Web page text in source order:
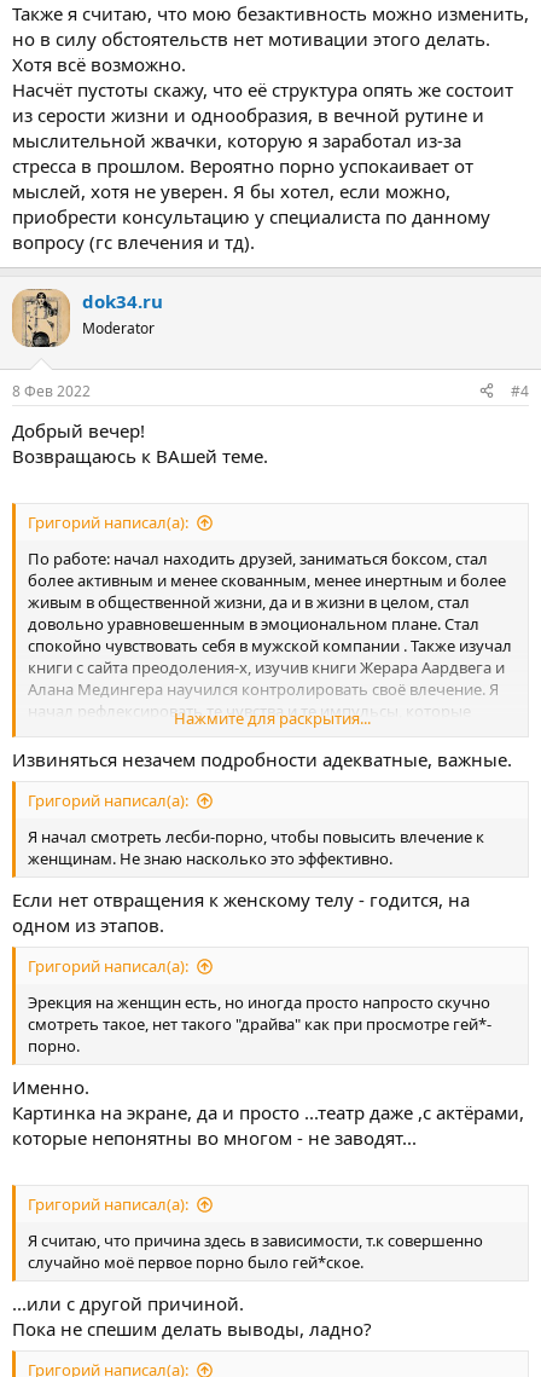
Также я считаю, что мою безактивность можно изменить,
но в силу обстоятельств нет мотивации этого делать.
Хотя всё возможно.
Насчёт пустоты скажу, что её структура опять же состоит
из серости жизни и однообразия, в вечной рутине и
мыслительной жвачки, которую я заработал из-за
стресса в прошлом. Вероятно порно успокаивает от
мыслей, хотя не уверен. Я бы хотел, если можно,
приобрести консультацию у специалиста по данному
вопросу (гс влечения и тд).
dok34.ru
Moderator
8 Фев 2022 #4
Добрый вечер!
Возвращаюсь к ВАшей теме.
Григорий написал(а):
По работе: начал находить друзей, заниматься боксом, стал
более активным и менее скованным, менее инертным и более
живым в общественной жизни, да и в жизни в целом, стал
довольно уравновешенным в эмоциональном плане. Стал
спокойно чувствовать себя в мужской компании . Также изучал
книги с сайта преодоления-x, изучив книги Жерара Аардвега и
Алана Медингера научился контролировать своё влечение. Я
начал рефлексировать те чувства и те импульсы, которые
ведут к эрекции/влечению. Этими импульсами обычно
являются зависть к маскулинность/самцовости, уверенности и
зависть к телосложению. Обычно возбуждаюсь на торс и ноги,
реже на грудь. Остальные части тела, например как член,
отвращение. (Извиняюсь за подробности, если что🙂).
Нажмите для раскрытия...
Извиняться незачем подробности адекватные, важные.
Григорий написал(а):
Я начал смотреть лесби-порно, чтобы повысить влечение к
женщинам. Не знаю насколько это эффективно.
Если нет отвращения к женскому телу - годится, на
одном из этапов.
Григорий написал(а):
Эрекция на женщин есть, но иногда просто напросто скучно
смотреть такое, нет такого "драйва" как при просмотре гей*-
порно.
Именно.
Картинка на экране, да и просто ...театр даже ,с актёрами,
которые непонятны во многом - не заводят...
Григорий написал(а):
Я считаю, что причина здесь в зависимости, т.к совершенно
случайно моё первое порно было гей*ское.
...или с другой причиной.
Пока не спешим делать выводы, ладно?
Григорий написал(а):